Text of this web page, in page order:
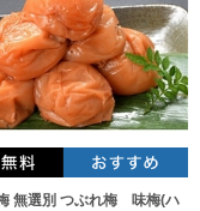
無選別 つぶれ梅 味梅(ハ